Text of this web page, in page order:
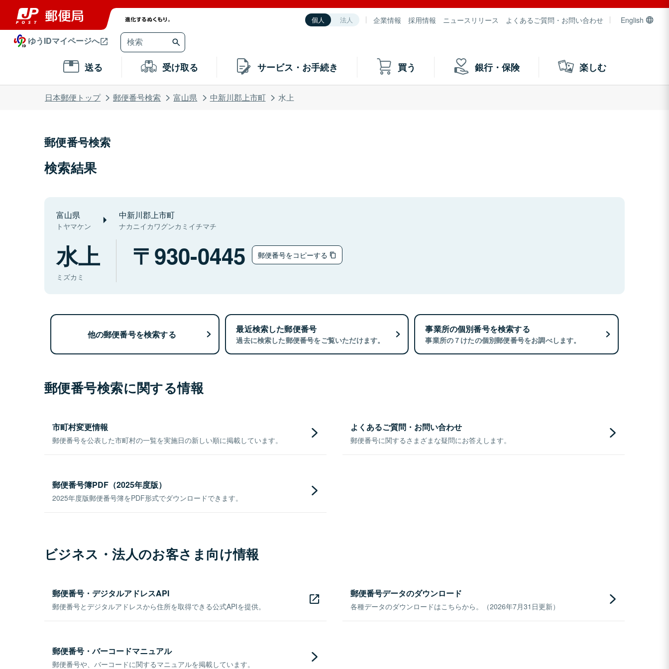
個人 法人 企業情報 採用情報 ニュースリリース よくあるご質問・お問い合わせ English
ゆうIDマイページへ
送る 受け取る サービス・お手続き 買う 銀行・保険 楽しむ
日本郵便トップ 郵便番号検索 富山県 中新川郡上市町 水上
郵便番号検索
検索結果
富山県
トヤマケン
中新川郡上市町
ナカニイカワグンカミイチマチ
水上
ミズカミ
930-0445 郵便番号をコピーする
他の郵便番号を検索する 最近検索した郵便番号
過去に検索した郵便番号をご覧いただけます。
事業所の個別番号を検索する
事業所の７けたの個別郵便番号をお調べします。
郵便番号検索に関する情報
市町村変更情報
郵便番号を公表した市町村の一覧を実施日の新しい順に掲載しています。
よくあるご質問・お問い合わせ
郵便番号に関するさまざまな疑問にお答えします。
郵便番号簿PDF（2025年度版）
2025年度版郵便番号簿をPDF形式でダウンロードできます。
ビジネス・法人のお客さま向け情報
郵便番号・デジタルアドレスAPI
郵便番号とデジタルアドレスから住所を取得できる公式APIを提供。
郵便番号データのダウンロード
各種データのダウンロードはこちらから。（2026年7月31日更新）
郵便番号・バーコードマニュアル
郵便番号や、バーコードに関するマニュアルを掲載しています。